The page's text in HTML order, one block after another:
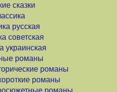
сказки
русская
советская
украинская
романы
романы
романы
романы